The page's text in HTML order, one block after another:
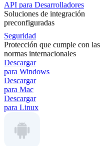
API para Desarrolladores
Soluciones de integración
preconfiguradas
Seguridad
Protección que cumple con las
normas internacionales
Descargar
para Windows
Descargar
para Mac
Descargar
para Linux